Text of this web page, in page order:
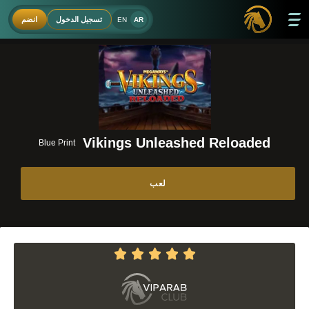
AR
EN تسجيل الدخول انضم
Vikings Unleashed Reloaded
Blue Print
لعب